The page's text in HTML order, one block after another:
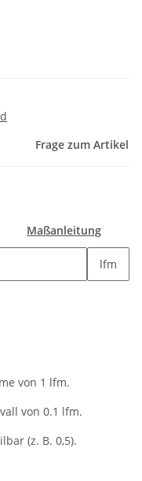
Frage zum Artikel
Maßanleitung
lfm
von 1 lfm.
von 0.1 lfm.
(z. B. 0,5).